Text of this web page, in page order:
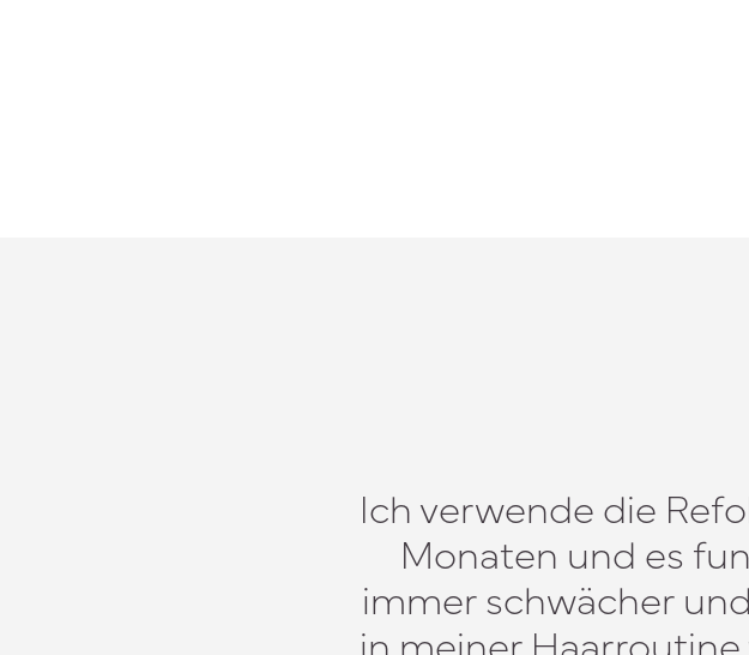
Ich verwende die
Monaten und es
immer schwächer
in meiner